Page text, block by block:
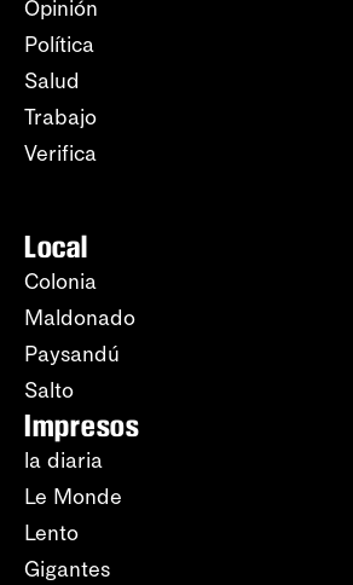
Opinión
Política
Salud
Trabajo
Verifica
Local
Colonia
Maldonado
Paysandú
Salto
Impresos
la diaria
Le Monde
Lento
Gigantes